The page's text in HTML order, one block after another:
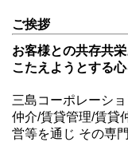
ご挨拶
お客様との共存共栄
こたえようとする
三島コーポレーシ
仲介/賃貸管理/賃貸
営等を通じ その専